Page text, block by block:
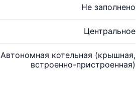
Не заполнено
Центральное
Автономная котельная (крышная,
встроенно-пристроенная)